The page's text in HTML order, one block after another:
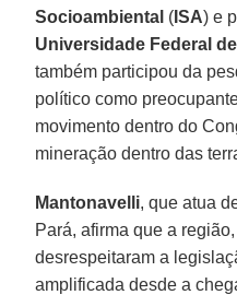
Socioambiental ( ISA) e
Universidade Federal
também participou da
político como
movimento dentro do
mineração dentro das
Mantonavelli, que atua
Pará, afirma que a
desrespeitaram a
amplificada desde a